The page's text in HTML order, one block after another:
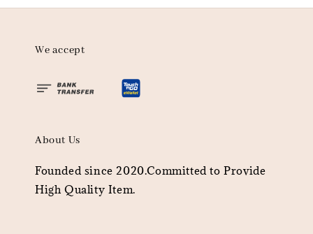
We accept
About Us
Founded since 2020.Committed to Provide
High Quality Item.